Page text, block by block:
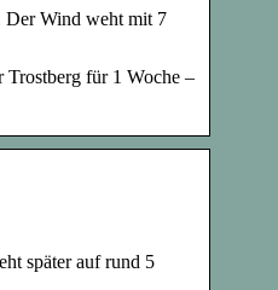
Der Wind weht mit 7
für 1 Woche –
später auf rund 5